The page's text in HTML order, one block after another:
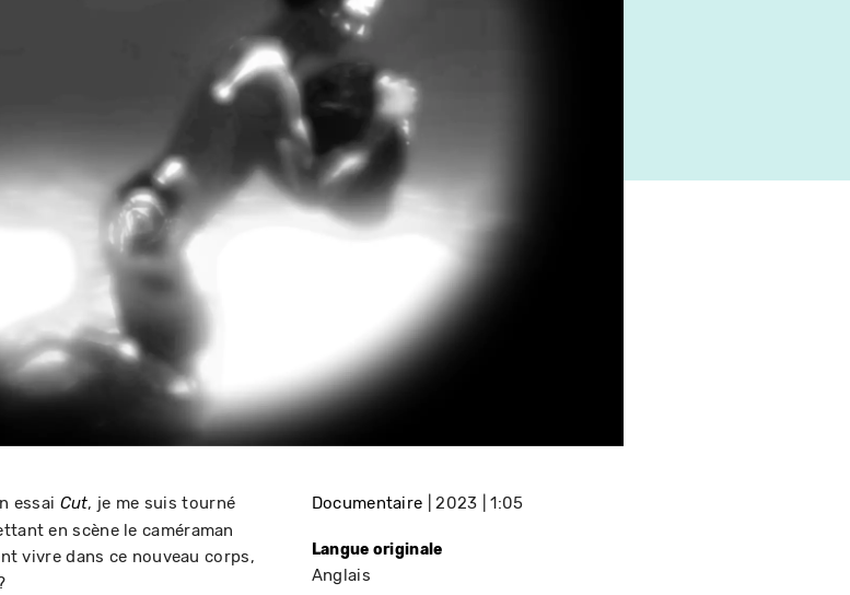
essai Cut, je me suis tourné
en scène le caméraman
vivre dans ce nouveau corps,
Documentaire 2023 1:05
Langue originale
Anglais